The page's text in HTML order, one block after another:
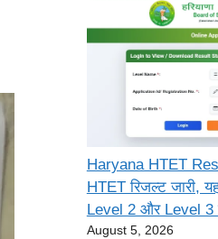
Haryana HTET
HTET रिजल्ट जारी,
Level 2 और Level 3
August 5, 2026